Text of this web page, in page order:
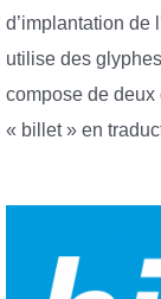
d’implantation de
utilise des
compose de
« billet » en